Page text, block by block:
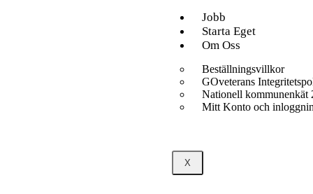
Jobb
Starta Eget
Om Oss
Beställningsvillkor
GOveterans
Nationell kommunenkät
Mitt Konto och
X